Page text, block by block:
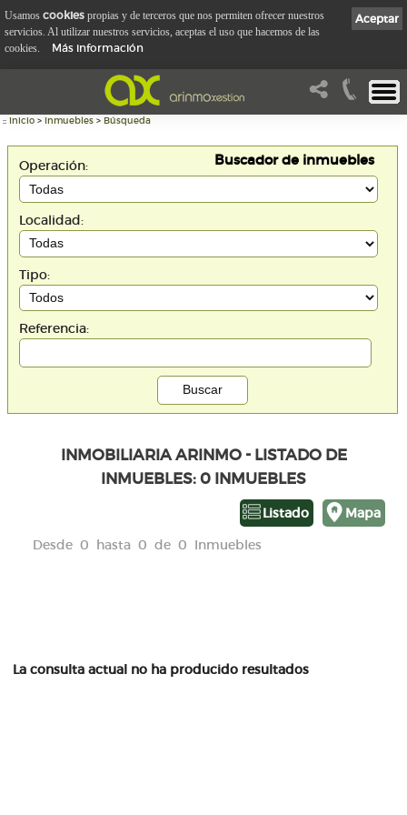
:: Inicio > Inmuebles > Búsqueda
Buscador de inmuebles
Operación:
Localidad:
Tipo:
Referencia:
INMOBILIARIA ARINMO - LISTADO DE
INMUEBLES: 0 INMUEBLES
Mapa
Listado
Desde 0 hasta 0 de 0 Inmuebles
La consulta actual no ha producido resultados
Aceptar
Usamos cookies propias y de terceros que nos permiten ofrecer nuestros
servicios. Al utilizar nuestros servicios, aceptas el uso que hacemos de las
cookies.
Más información